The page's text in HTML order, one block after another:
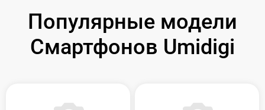
Популярные модели
Смартфонов Umidigi